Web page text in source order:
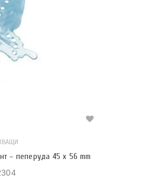
– пеперуда 45 х 56 mm